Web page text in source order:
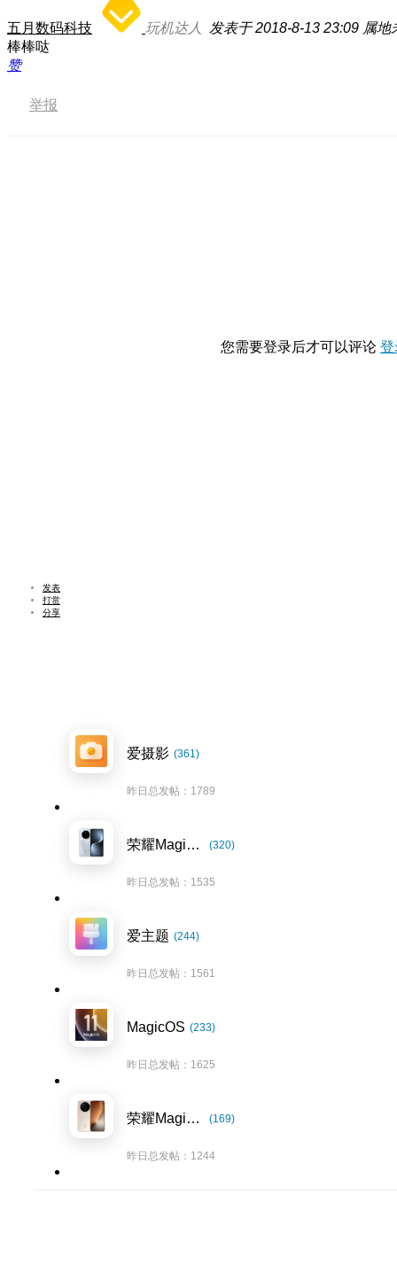
五月数码科技 玩机达人 发表于 2018-8-13 23:09 属地
棒棒哒
赞
举报
您需要登录后才可以评论 登
发表
打赏
分享
爱摄影 (361)
昨日总发帖：1789
荣耀Magic7系列 (320)
昨日总发帖：1535
爱主题 (244)
昨日总发帖：1561
MagicOS (233)
昨日总发帖：1625
荣耀Magic8系列 (169)
昨日总发帖：1244